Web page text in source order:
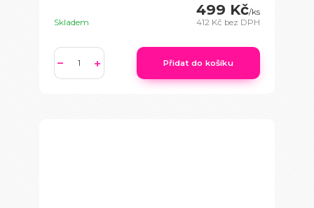
499 Kč/ks
412 Kč bez DPH
Skladem
Přidat do košíku